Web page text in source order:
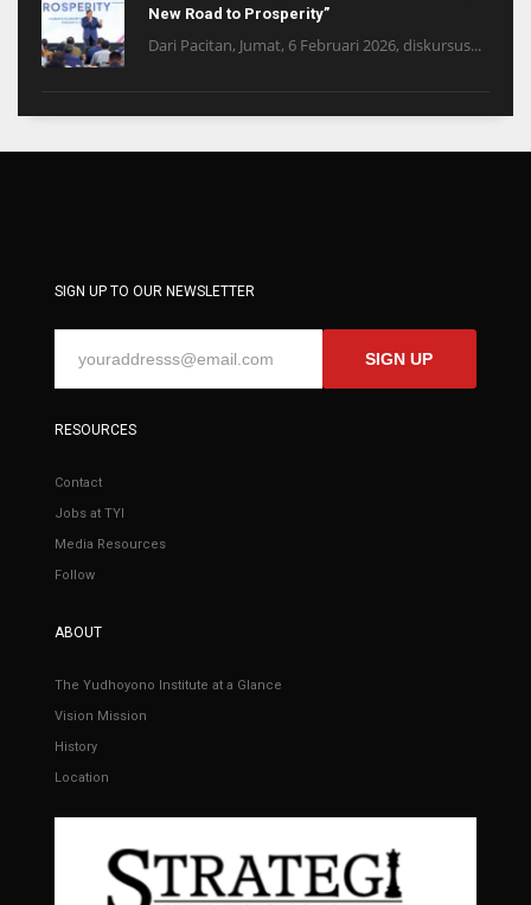
New Road to Prosperity”
Dari Pacitan, Jumat, 6 Februari 2026, diskursus...
SIGN UP TO OUR NEWSLETTER
SIGN UP
RESOURCES
Contact
Jobs at TYI
Media Resources
Follow
ABOUT
The Yudhoyono Institute at a Glance
Vision Mission
History
Location